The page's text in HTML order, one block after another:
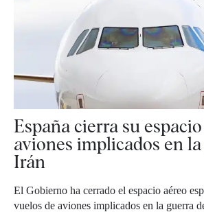
España cierra su
aviones implicados en
Irán
El Gobierno ha cerrado el espacio aéreo
vuelos de aviones implicados en la guerra